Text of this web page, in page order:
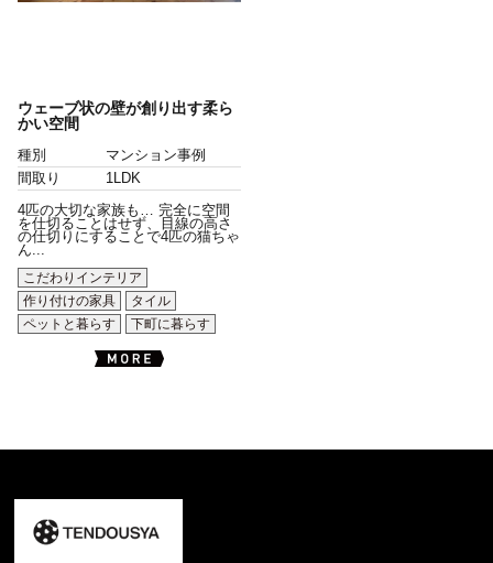
ウェーブ状の壁が創り出す柔ら
かい空間
種別
マンション事例
間取り
1LDK
4匹の大切な家族も… 完全に空間
を仕切ることはせず、目線の高さ
の仕切りにすることで4匹の猫ちゃ
ん...
こだわりインテリア
作り付けの家具
タイル
ペットと暮らす
下町に暮らす